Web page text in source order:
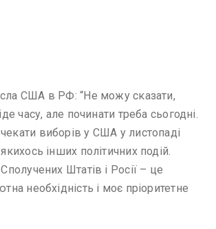
США в РФ: “Не можу сказати,
часу, але починати треба сьогодні.
виборів у США у листопаді
інших політичних подій.
Штатів і Росії – це
необхідність і моє пріоритетне